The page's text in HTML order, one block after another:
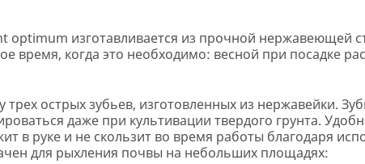
optimum изготавливается из прочной нержавеющей
время, когда это необходимо: весной при посадке
острых зубьев, изготовленных из нержавейки.
даже при культивации твердого грунта.
в руке и не скользит во время работы благодаря
для рыхления почвы на небольших площадях: